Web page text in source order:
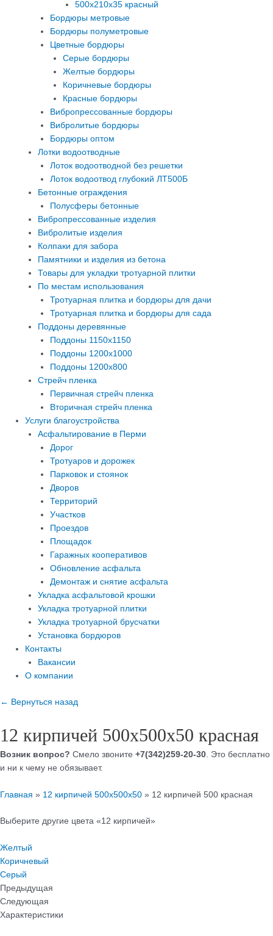
500х210х35 красный
Бордюры метровые
Бордюры полуметровые
Цветные бордюры
Серые бордюры
Желтые бордюры
Коричневые бордюры
Красные бордюры
Вибропрессованные бордюры
Вибролитые бордюры
Бордюры оптом
Лотки водоотводные
Лоток водоотводной без решетки
Лоток водоотвод глубокий ЛТ500Б
Бетонные ограждения
Полусферы бетонные
Вибропрессованные изделия
Вибролитые изделия
Колпаки для забора
Памятники и изделия из бетона
Товары для укладки тротуарной плитки
По местам использования
Тротуарная плитка и бордюры для дачи
Тротуарная плитка и бордюры для сада
Поддоны деревянные
Поддоны 1150х1150
Поддоны 1200х1000
Поддоны 1200х800
Стрейч пленка
Первичная стрейч пленка
Вторичная стрейч пленка
Услуги благоустройства
Асфальтирование в Перми
Дорог
Тротуаров и дорожек
Парковок и стоянок
Дворов
Территорий
Участков
Проездов
Площадок
Гаражных кооперативов
Обновление асфальта
Демонтаж и снятие асфальта
Укладка асфальтовой крошки
Укладка тротуарной плитки
Укладка тротуарной брусчатки
Установка бордюров
Контакты
Вакансии
О компании
← Вернуться назад
12 кирпичей 500х500х50 красная
Возник вопрос? Смело звоните +7(342)259-20-30 . Это бесплатно
и ни к чему не обязывает.
Главная » 12 кирпичей 500х500х50 » 12 кирпичей 500 красная
Выберите другие цвета «12 кирпичей»
Желтый
Коричневый
Серый
Предыдущая
Следующая
Характеристики